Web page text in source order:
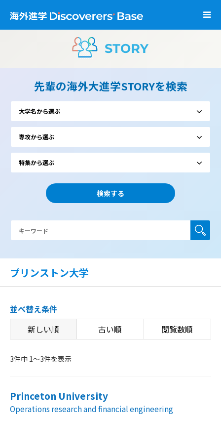
先輩の海外大進学STORYを検索
プリンストン大学
並べ替え条件
新しい順
古い順 閲覧数順
3件中 1〜3件を表示
Princeton University
Operations research and financial engineering